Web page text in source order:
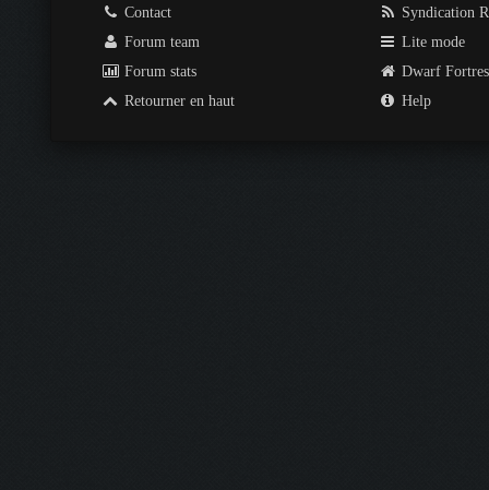
Contact
Forum team
Forum stats
Retourner en haut
Syndication
Lite mode
Dwarf
Help